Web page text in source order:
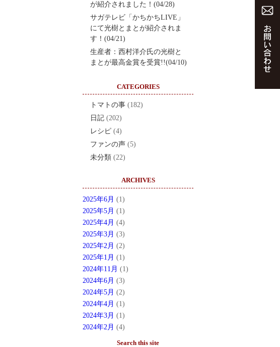
が紹介されました！(04/28)
サガテレビ「かちかちLIVE」
にて光樹とまとが紹介されま
す！(04/21)
生産者：西村洋介氏の光樹と
まとが最高金賞を受賞!!(04/10)
CATEGORIES
トマトの事 (182)
日記 (202)
レシピ (4)
ファンの声 (5)
未分類 (22)
ARCHIVES
2025年6月 (1)
2025年5月 (1)
2025年4月 (4)
2025年3月 (3)
2025年2月 (2)
2025年1月 (1)
2024年11月 (1)
2024年6月 (3)
2024年5月 (2)
2024年4月 (1)
2024年3月 (1)
2024年2月 (4)
Search this site